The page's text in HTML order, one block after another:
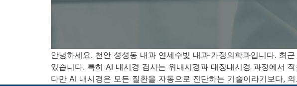
안녕하세요. 천안 성성동 내과 연세수빛 내과·가정의학과입니다. 최
있습니다. 특히 AI 내시경 검사는 위내시경과 대장내시경 과정에서
다만 AI 내시경은 모든 질환을 자동으로 진단하는 기술이라기보다,